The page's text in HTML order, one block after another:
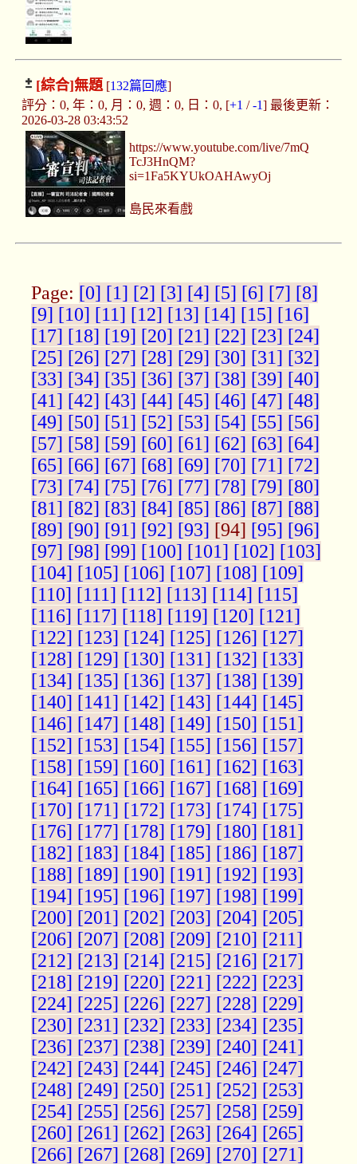
[綜合]無題[132篇回應]
評分：0, 年：0, 月：0, 週：0, 日：0, [+1 /-1] 最後更新：
2026-03-28 03:43:52
https://www.youtube.com/live/7mQ
TcJ3HnQM?
si=1Fa5KYUkOAHAwyOj
島民來看戲
Page: [0] [1] [2] [3] [4] [5] [6] [7] [8]
[9] [10] [11] [12] [13] [14] [15] [16]
[17] [18] [19] [20] [21] [22] [23] [24]
[25] [26] [27] [28] [29] [30] [31] [32]
[33] [34] [35] [36] [37] [38] [39] [40]
[41] [42] [43] [44] [45] [46] [47] [48]
[49] [50] [51] [52] [53] [54] [55] [56]
[57] [58] [59] [60] [61] [62] [63] [64]
[65] [66] [67] [68] [69] [70] [71] [72]
[73] [74] [75] [76] [77] [78] [79] [80]
[81] [82] [83] [84] [85] [86] [87] [88]
[89] [90] [91] [92] [93] [94] [95] [96]
[97] [98] [99] [100] [101] [102] [103]
[104] [105] [106] [107] [108] [109]
[110] [111] [112] [113] [114] [115]
[116] [117] [118] [119] [120] [121]
[122] [123] [124] [125] [126] [127]
[128] [129] [130] [131] [132] [133]
[134] [135] [136] [137] [138] [139]
[140] [141] [142] [143] [144] [145]
[146] [147] [148] [149] [150] [151]
[152] [153] [154] [155] [156] [157]
[158] [159] [160] [161] [162] [163]
[164] [165] [166] [167] [168] [169]
[170] [171] [172] [173] [174] [175]
[176] [177] [178] [179] [180] [181]
[182] [183] [184] [185] [186] [187]
[188] [189] [190] [191] [192] [193]
[194] [195] [196] [197] [198] [199]
[200] [201] [202] [203] [204] [205]
[206] [207] [208] [209] [210] [211]
[212] [213] [214] [215] [216] [217]
[218] [219] [220] [221] [222] [223]
[224] [225] [226] [227] [228] [229]
[230] [231] [232] [233] [234] [235]
[236] [237] [238] [239] [240] [241]
[242] [243] [244] [245] [246] [247]
[248] [249] [250] [251] [252] [253]
[254] [255] [256] [257] [258] [259]
[260] [261] [262] [263] [264] [265]
[266] [267] [268] [269] [270] [271]